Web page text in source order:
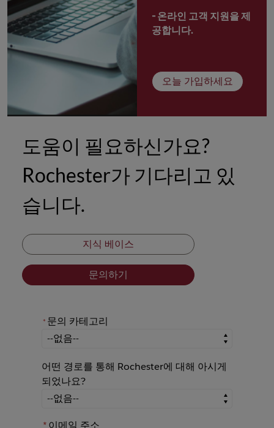
- 온라인 고객 지원을 제
공합니다.
오늘 가입하세요
도움이 필요하신가요?
Rochester가 기다리고 있
습니다.
지식 베이스
문의하기
* 문의 카테고리
문의 카테고리
어떤 경로를 통해 Rochester에 대해 아시게
되었나요?
어떤 경로를 통해 Rochester에 대해 아시게 되었나요?
*이메일 주소